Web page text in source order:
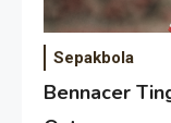
Sepakbola
Bennacer